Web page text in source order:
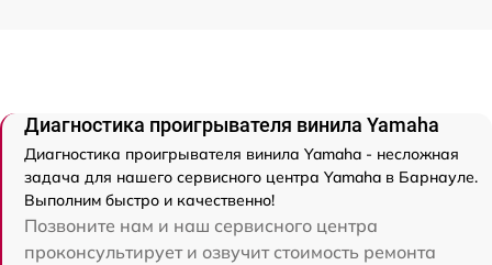
Диагностика проигрывателя винила Yamaha
Диагностика проигрывателя винила Yamaha - несложная
задача для нашего сервисного центра Yamaha в Барнауле.
Выполним быстро и качественно!
Позвоните нам и наш сервисного центра
проконсультирует и озвучит стоимость ремонта